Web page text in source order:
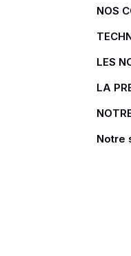
NOS
LES
LA
Notre